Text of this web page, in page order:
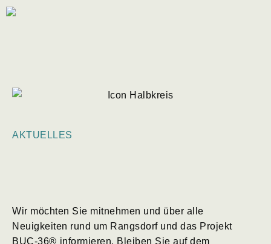
AKTUELLES
Wir möchten Sie mitnehmen und über alle
Neuigkeiten rund um Rangsdorf und das Projekt
BUC-36® informieren. Bleiben Sie auf dem